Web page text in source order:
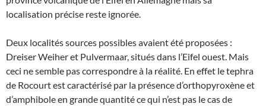
localisation précise reste ignorée.
Deux localités sources possibles avaient été proposées :
Dreiser Weiher et Pulvermaar, situés dans l’Eifel ouest. Mais
ceci ne semble pas correspondre à la réalité. En effet le tephra
de Rocourt est caractérisé par la présence d’orthopyroxène et
d’amphibole en grande quantité ce qui n’est pas le cas de